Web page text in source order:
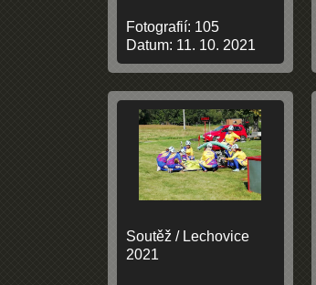
Fotografií: 105
Datum: 11. 10. 2021
Soutěž / Lechovice
2021